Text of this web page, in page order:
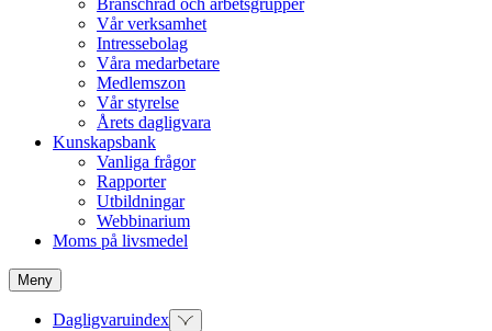
Branschråd och arbetsgrupper
Vår verksamhet
Intressebolag
Våra medarbetare
Medlemszon
Vår styrelse
Årets dagligvara
Kunskapsbank
Vanliga frågor
Rapporter
Utbildningar
Webbinarium
Moms på livsmedel
Meny
Dagligvaruindex